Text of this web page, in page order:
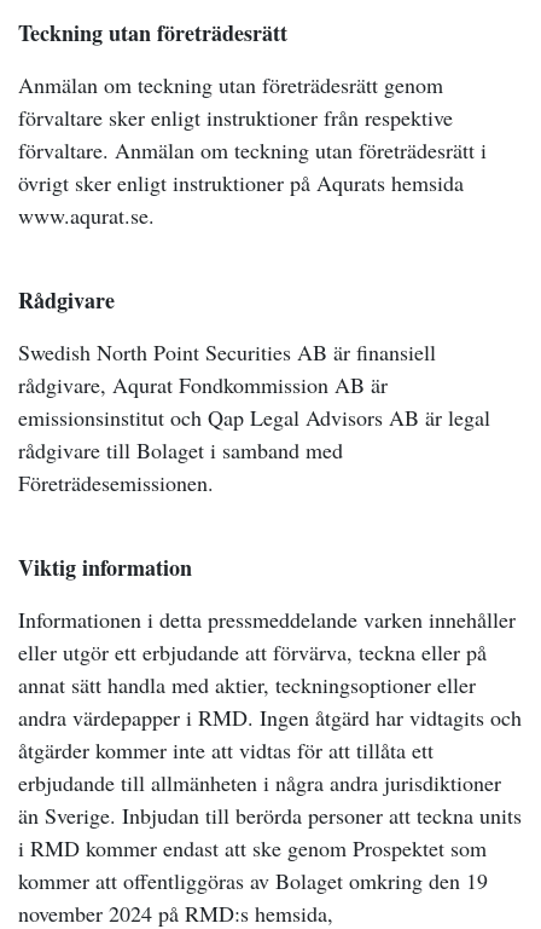
Teckning utan företrädesrätt
Anmälan om teckning utan företrädesrätt genom
förvaltare sker enligt instruktioner från respektive
förvaltare. Anmälan om teckning utan företrädesrätt i
övrigt sker enligt instruktioner på Aqurats hemsida
www.aqurat.se.
Rådgivare
Swedish North Point Securities AB är finansiell
rådgivare, Aqurat Fondkommission AB är
emissionsinstitut och Qap Legal Advisors AB är legal
rådgivare till Bolaget i samband med
Företrädesemissionen.
Viktig information
Informationen i detta pressmeddelande varken innehåller
eller utgör ett erbjudande att förvärva, teckna eller på
annat sätt handla med aktier, teckningsoptioner eller
andra värdepapper i RMD. Ingen åtgärd har vidtagits och
åtgärder kommer inte att vidtas för att tillåta ett
erbjudande till allmänheten i några andra jurisdiktioner
än Sverige. Inbjudan till berörda personer att teckna units
i RMD kommer endast att ske genom Prospektet som
kommer att offentliggöras av Bolaget omkring den 19
november 2024 på RMD:s hemsida,